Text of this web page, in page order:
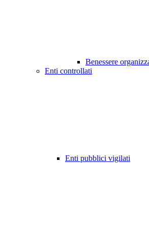
Benessere
Enti controllati
Enti pubblici vigilati